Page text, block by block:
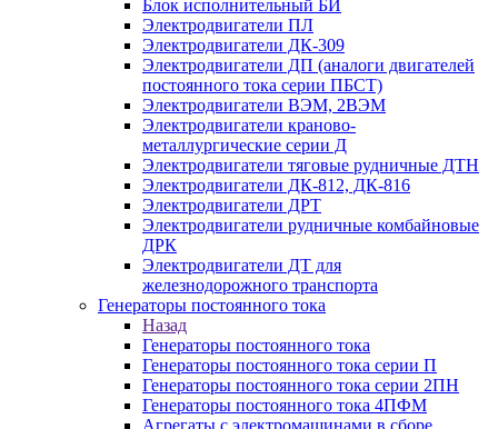
Блок исполнительный БИ
Электродвигатели ПЛ
Электродвигатели ДК-309
Электродвигатели ДП (аналоги двигателей
постоянного тока серии ПБСТ)
Электродвигатели ВЭМ, 2ВЭМ
Электродвигатели краново-
металлургические серии Д
Электродвигатели тяговые рудничные ДТН
Электродвигатели ДК-812, ДК-816
Электродвигатели ДРТ
Электродвигатели рудничные комбайновые
ДРК
Электродвигатели ДТ для
железнодорожного транспорта
Генераторы постоянного тока
Назад
Генераторы постоянного тока
Генераторы постоянного тока серии П
Генераторы постоянного тока серии 2ПН
Генераторы постоянного тока 4ПФМ
Агрегаты с электромашинами в сборе